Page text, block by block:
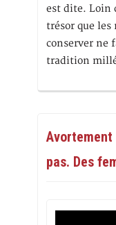
est dite. Loin
trésor que
conserver ne
tradition
Avortement
pas. Des